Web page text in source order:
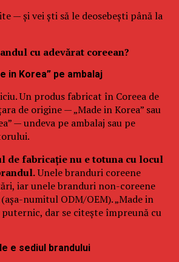
— și vei ști să le deosebești până la
cu adevărat coreean?
in Korea” pe ambalaj
Un produs fabricat în Coreea de
de origine — „Made in Korea” sau
— undeva pe ambalaj sau pe
de fabricație nu e totuna cu locul
Unele branduri coreene
iar unele branduri non-coreene
numitul ODM/OEM). „Made in
puternic, dar se citește împreună cu
e sediul brandului